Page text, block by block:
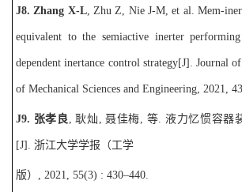
J8. Zhang X-L, Zhu Z, Nie J-M, et al. Mem-
equivalent to the semiactive inerter
dependent inertance control strategy[J]. Journal
of Mechanical Sciences and Engineering, 2021,
J9. 张孝良 ,耿灿 ,聂佳梅, 等.液力忆惯容器
[J]. 浙江大学学报（工学
版） , 2021, 55(3) : 430–440.